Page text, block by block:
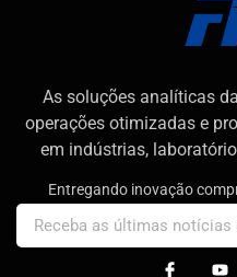
As soluções analíticas
operações otimizadas e
em indústrias,
Entregando inovação